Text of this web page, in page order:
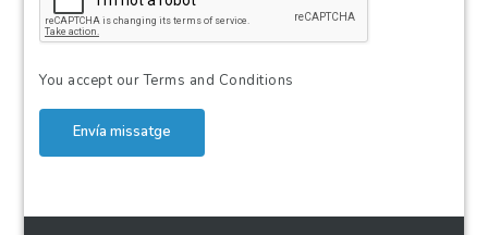
You accept ourTerms and Conditions
Envía missatge